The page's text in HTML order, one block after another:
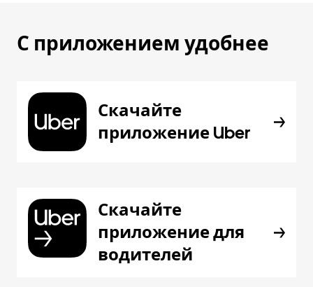
С приложением удобнее
Скачайте
приложение Uber
Скачайте
приложение для
водителей